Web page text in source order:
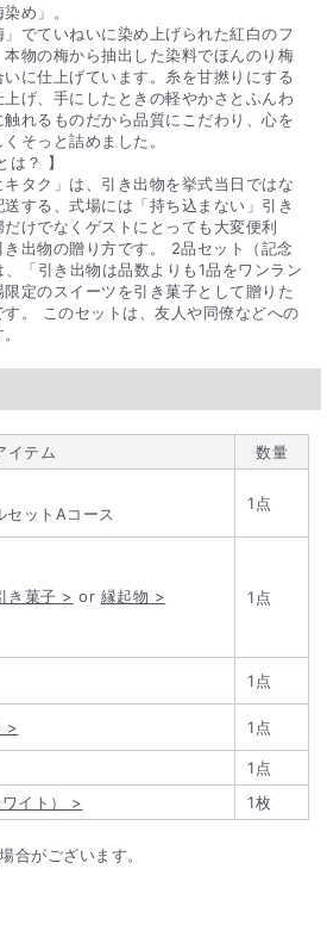
送できますか？
には1件につき送料500円がかかりま
後にmyヒキタク内で決済となります。
め」。
でていねいに染め上げられた紅白のフ
物の梅から抽出した染料でほんのり梅
に仕上げています。糸を甘撚りにする
げ、手にしたときの軽やかさとふんわ
れるものだから品質にこだわり、心を
そっと詰めました。
は？ 】
タク」は、引き出物を挙式当日ではな
する、式場には「持ち込まない」引き
けでなくゲストにとっても大変便利
出物の贈り方です。 2品セット（記念
「引き出物は品数よりも1品をワンラン
定のスイーツを引き菓子として贈りた
。 このセットは、友人や同僚などへの
イテム 数量
セットAコース
1点
き菓子 > or 縁起物 > 1点
1点
> 1点
1点
イト） >
1枚
合がございます。